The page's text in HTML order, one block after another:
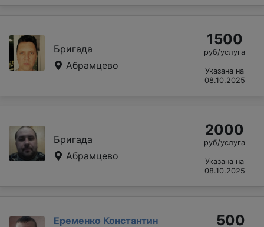
Бригада
Абрамцево
1500
руб/услуга
Указана на
08.10.2025
Бригада
Абрамцево
2000
руб/услуга
Указана на
08.10.2025
Еременко Константин
500